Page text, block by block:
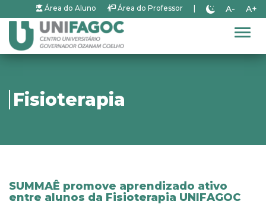
Área do Aluno Área do Professor A- A+
Fisioterapia
SUMMAÊ promove aprendizado ativo
entre alunos da Fisioterapia UNIFAGOC